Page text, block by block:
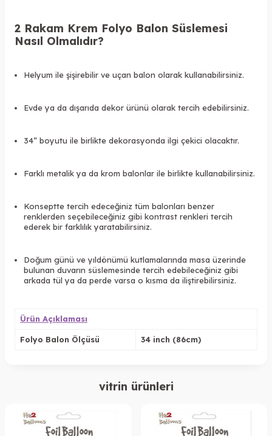
2 Rakam Krem Folyo Balon Süslemesi
Nasıl Olmalıdır?
Helyum ile şişirebilir ve uçan balon olarak kullanabilirsiniz.
Evde ya da dışarıda dekor ürünü olarak tercih edebilirsiniz.
34” boyutu ile birlikte dekorasyonda ilgi çekici olacaktır.
Farklı metalik ya da krom balonlar ile birlikte kullanabilirsiniz.
Konseptte tercih edeceğiniz tüm balonları benzer
renklerden seçebileceğiniz gibi kontrast renkleri tercih
ederek bir farklılık yaratabilirsiniz.
Doğum günü ve yıldönümü kutlamalarında masa üzerinde
bulunan duvarın süslemesinde tercih edebileceğiniz gibi
arkada tül ya da perde varsa o kısma da iliştirebilirsiniz.
Ürün Açıklaması
Folyo Balon Ölçüsü 34 inch (86cm)
vitrin ürünleri